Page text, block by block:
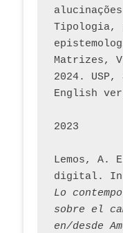
Tipologia,
Matrizes,
2024.
English
2023
Lemos, A.
Lo
sobre el
en/desde